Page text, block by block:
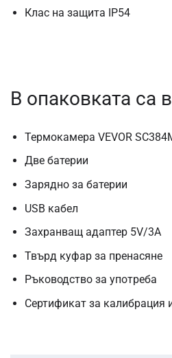
Клас на защита IP54
В опаковката са
Термокамера VEVOR
Две батерии
Зарядно за батерии
USB кабел
Захранващ адаптер 5V/3A
Твърд куфар за пренасяне
Ръководство за употреба
Сертификат за калибрация